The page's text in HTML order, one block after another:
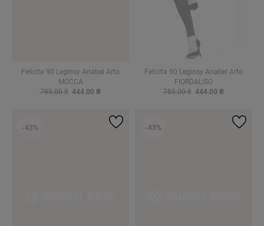
Felicita 90 Leginsy Anabel Arto
MOCCA
785.00 ₴ 444.00 ₴
Felicita 90 Leginsy Anabel Arto
FIORDALISO
785.00 ₴ 444.00 ₴
-43% -43%